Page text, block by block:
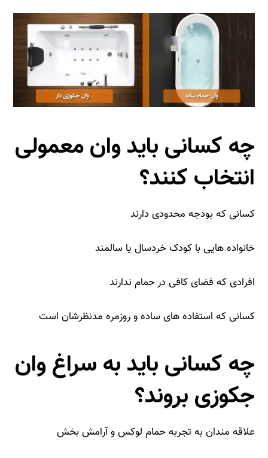
چه کسانی باید وان معمولی
انتخاب کنند؟
کسانی که بودجه محدودی دارند
خانواده‌ هایی با کودک خردسال یا سالمند
افرادی که فضای کافی در حمام ندارند
کسانی که استفاده‌ های ساده و روزمره مدنظرشان است
چه کسانی باید به سراغ وان
جکوزی بروند؟
علاقه‌ مندان به تجربه حمام لوکس و آرامش‌ بخش